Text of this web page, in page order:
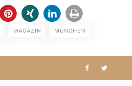
MAGAZIN MÜNCHEN